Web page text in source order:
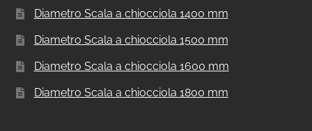
Diametro Scala a chiocciola 1400 mm
Diametro Scala a chiocciola 1500 mm
Diametro Scala a chiocciola 1600 mm
Diametro Scala a chiocciola 1800 mm